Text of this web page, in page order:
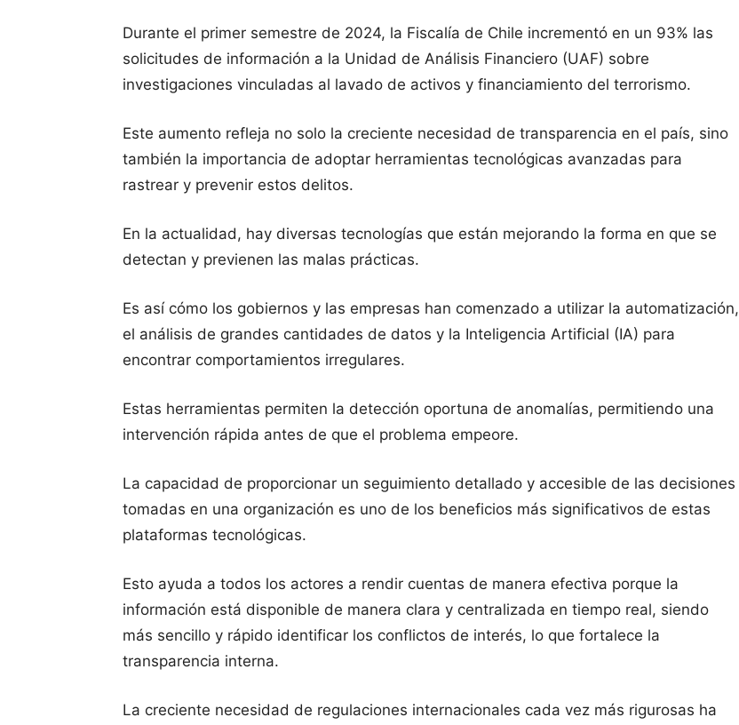
Durante el primer semestre de 2024, la Fiscalía de Chile incrementó en un 93% las
solicitudes de información a la Unidad de Análisis Financiero (UAF) sobre
investigaciones vinculadas al lavado de activos y financiamiento del terrorismo.
Este aumento refleja no solo la creciente necesidad de transparencia en el país, sino
también la importancia de adoptar herramientas tecnológicas avanzadas para
rastrear y prevenir estos delitos.
En la actualidad, hay diversas tecnologías que están mejorando la forma en que se
detectan y previenen las malas prácticas.
Es así cómo los gobiernos y las empresas han comenzado a utilizar la automatización,
el análisis de grandes cantidades de datos y la Inteligencia Artificial (IA) para
encontrar comportamientos irregulares.
Estas herramientas permiten la detección oportuna de anomalías, permitiendo una
intervención rápida antes de que el problema empeore.
La capacidad de proporcionar un seguimiento detallado y accesible de las decisiones
tomadas en una organización es uno de los beneficios más significativos de estas
plataformas tecnológicas.
Esto ayuda a todos los actores a rendir cuentas de manera efectiva porque la
información está disponible de manera clara y centralizada en tiempo real, siendo
más sencillo y rápido identificar los conflictos de interés, lo que fortalece la
transparencia interna.
La creciente necesidad de regulaciones internacionales cada vez más rigurosas ha